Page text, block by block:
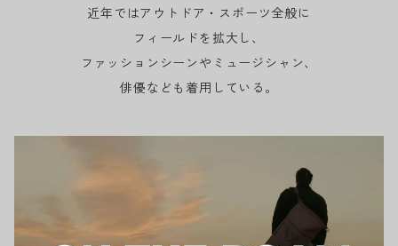
近年ではアウトドア・スポーツ全般に
フィールドを拡大し、
ファッションシーンやミュージシャン、
俳優なども着用している。